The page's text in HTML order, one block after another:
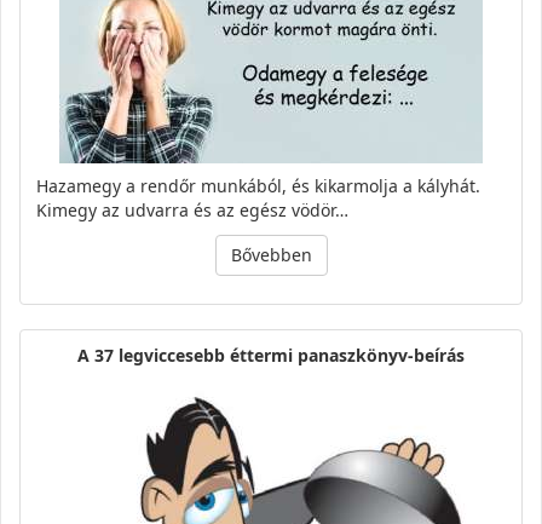
Hazamegy a rendőr munkából, és kikarmolja a kályhát.
Kimegy az udvarra és az egész vödör…
Bővebben
A 37 legviccesebb éttermi panaszkönyv-beírás